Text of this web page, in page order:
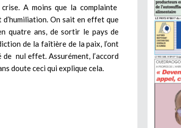
A moins que la complainte
On sait en effet que
quatre ans, de sortir le pays de
de la faîtière de la paix, l’ont
nul effet. Assurément, l’accord
doute ceci qui explique cela.